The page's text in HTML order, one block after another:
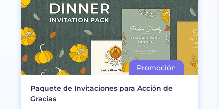
Paquete de Invitaciones para Acción de
Gracias